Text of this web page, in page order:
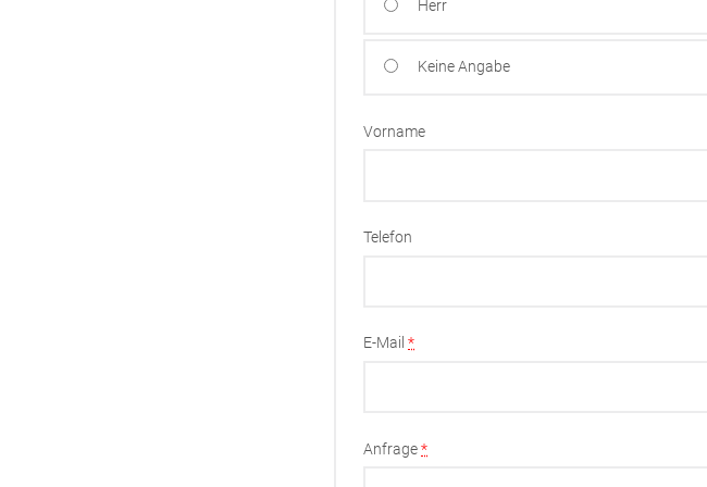
Herr
Keine Angabe
Vorname
Telefon
E-Mail*
Anfrage*